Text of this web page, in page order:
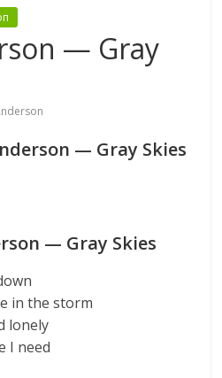
— Gray
— Gray Skies
— Gray Skies
in the storm
lonely
I need